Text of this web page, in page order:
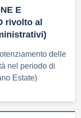
E
rivolto al
delle
nel periodo di
Estate)